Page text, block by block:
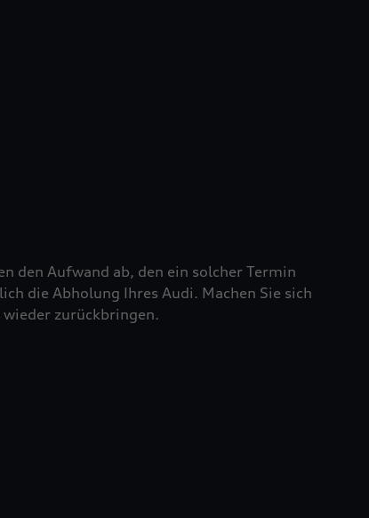
den Aufwand ab, den ein solcher Termin
die Abholung Ihres Audi. Machen Sie sich
wieder zurückbringen.